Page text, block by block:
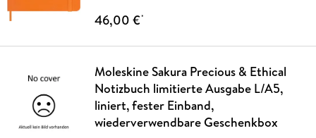
46,00 €*
Moleskine Sakura Precious & Ethical
Notizbuch limitierte Ausgabe L/A5,
liniert, fester Einband,
wiederverwendbare Geschenkbox